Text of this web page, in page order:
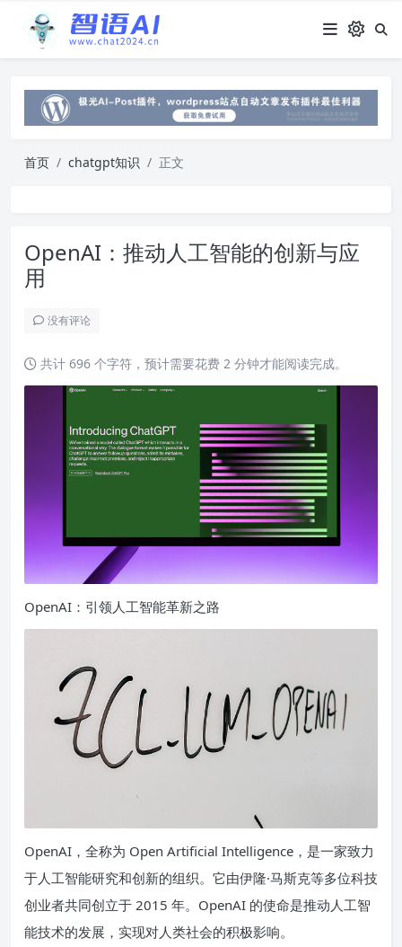
首页 chatgpt知识 正文
OpenAI：推动人工智能的创新与应
用
没有评论
共计 696 个字符，预计需要花费 2 分钟才能阅读完成。
OpenAI：引领人工智能革新之路
OpenAI，全称为 Open Artificial Intelligence，是一家致力
于人工智能研究和创新的组织。它由伊隆·马斯克等多位科技
创业者共同创立于 2015 年。OpenAI 的使命是推动人工智
能技术的发展，实现对人类社会的积极影响。